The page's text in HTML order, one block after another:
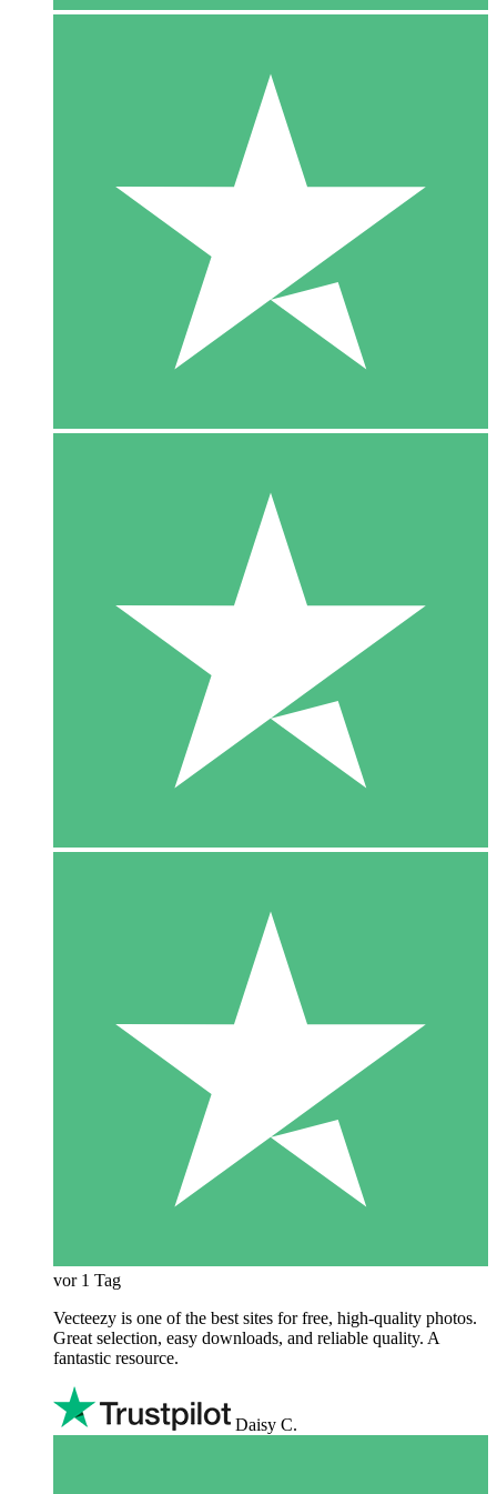
vor 1 Tag
Vecteezy is one of the best sites for free, high‑quality photos.
Great selection, easy downloads, and reliable quality. A
fantastic resource.
Daisy C.